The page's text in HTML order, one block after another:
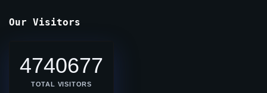
Our Visitors
4740677
TOTAL VISITORS